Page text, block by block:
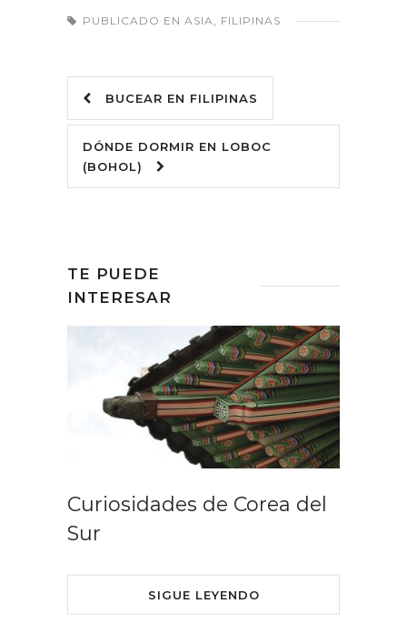
PUBLICADO EN ASIA, FILIPINAS
BUCEAR EN FILIPINAS
DÓNDE DORMIR EN LOBOC
(BOHOL)
TE PUEDE
INTERESAR
Curiosidades de Corea del
Sur
SIGUE LEYENDO